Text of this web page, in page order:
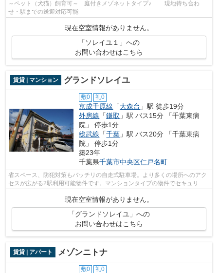
～ペット（犬猫）飼育可～ 庭付きメゾネットタイプ♪ 現地待ち合わ
せ・駅までの送迎対応可能
現在空室情報がありません。
「ソレイユ１」への
お問い合わせはこちら
賃貸 | マンション グランドソレイユ
敷0 礼0
京成千原線 「大森台 」駅 徒歩19分
外房線 「鎌取 」駅 バス15分 「千葉東病
院」 停歩1分
総武線 「千葉 」駅 バス20分 「千葉東病
院」 停歩1分
築23年
千葉県千葉市中央区仁戸名町
省スペース、防犯対策もバッチリの自走式駐車場。より多くの場所へのアク
セスが広がる2駅利用可能物件です。マンションタイプの物件でセキュリテ
現在空室情報がありません。
「グランドソレイユ」への
お問い合わせはこちら
賃貸 | アパート メゾンニトナ
敷0 礼0